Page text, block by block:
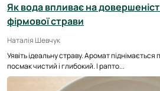
Як вода впливає на
фірмової страви
Наталія Шевчук
Уявіть ідеальну страву. Аромат
посмак чистий і глибокий. І рапто...